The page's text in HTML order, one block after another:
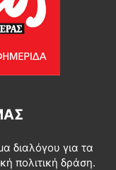
διαλόγου για τα
πολιτική δράση.